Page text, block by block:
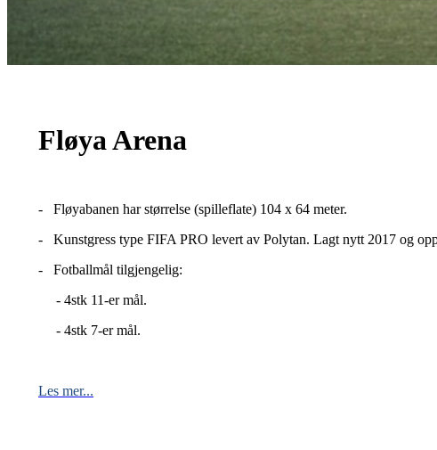
Fløya Arena
- Fløyabanen har størrelse (spilleflate) 104 x 64 meter.
- Kunstgress type FIFA PRO levert av Polytan. Lagt nytt 2017 og
- Fotballmål tilgjengelig:
- 4stk 11-er mål.
- 4stk 7-er mål.
Les mer...